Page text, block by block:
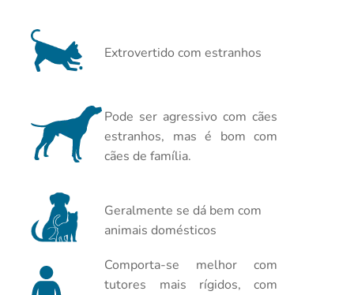
Extrovertido com estranhos
Pode ser agressivo com cães
estranhos, mas é bom com
cães de família.
Geralmente se dá bem com
animais domésticos
Comporta-se melhor com
tutores mais rígidos, com